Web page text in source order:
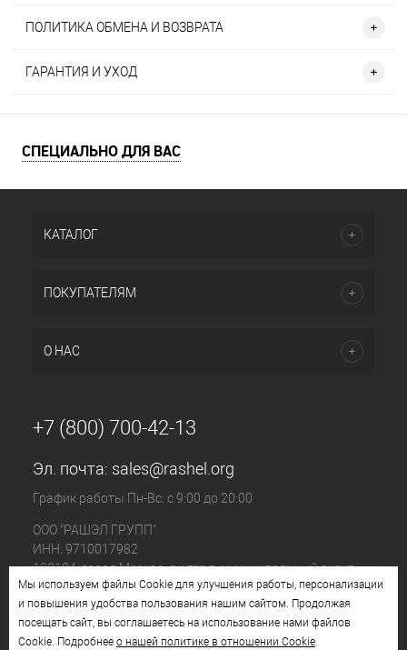
ПОЛИТИКА ОБМЕНА И ВОЗВРАТА
ГАРАНТИЯ И УХОД
СПЕЦИАЛЬНО ДЛЯ ВАС
КАТАЛОГ
ПОКУПАТЕЛЯМ
О НАС
+7 (800) 700-42-13
Эл. почта: sales@rashel.org
График работы Пн-Вс: с 9:00 до 20:00
ООО "РАШЭЛ ГРУПП"
ИНН: 9710017982
123104, город Москва, вн.тер.г. муниципальный округ
Пресненский, ул. Большая Бронная, д. 23 стр. 1, этаж 4
помещ. I, ком. №11
Мы используем файлы Cookie для улучшения работы, персонализации
и повышения удобства пользования нашим сайтом. Продолжая
посещать сайт, вы соглашаетесь на использование нами файлов
Cookie. Подробнее о нашей политике в отношении Cookie.